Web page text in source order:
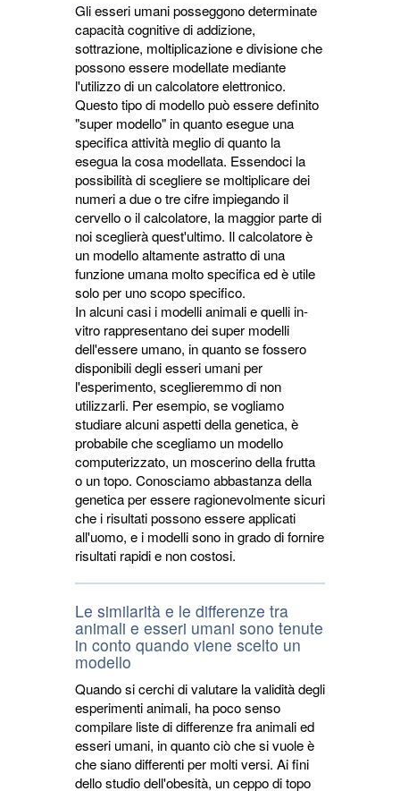
Gli esseri umani posseggono determinate
capacità cognitive di addizione,
sottrazione, moltiplicazione e divisione che
possono essere modellate mediante
l'utilizzo di un calcolatore elettronico.
Questo tipo di modello può essere definito
"super modello" in quanto esegue una
specifica attività meglio di quanto la
esegua la cosa modellata. Essendoci la
possibilità di scegliere se moltiplicare dei
numeri a due o tre cifre impiegando il
cervello o il calcolatore, la maggior parte di
noi sceglierà quest'ultimo. Il calcolatore è
un modello altamente astratto di una
funzione umana molto specifica ed è utile
solo per uno scopo specifico.
In alcuni casi i modelli animali e quelli in-
vitro rappresentano dei super modelli
dell'essere umano, in quanto se fossero
disponibili degli esseri umani per
l'esperimento, sceglieremmo di non
utilizzarli. Per esempio, se vogliamo
studiare alcuni aspetti della genetica, è
probabile che scegliamo un modello
computerizzato, un moscerino della frutta
o un topo. Conosciamo abbastanza della
genetica per essere ragionevolmente sicuri
che i risultati possono essere applicati
all'uomo, e i modelli sono in grado di fornire
risultati rapidi e non costosi.
Le similarità e le differenze tra
animali e esseri umani sono tenute
in conto quando viene scelto un
modello
Quando si cerchi di valutare la validità degli
esperimenti animali, ha poco senso
compilare liste di differenze fra animali ed
esseri umani, in quanto ciò che si vuole è
che siano differenti per molti versi. Ai fini
dello studio dell'obesità, un ceppo di topo